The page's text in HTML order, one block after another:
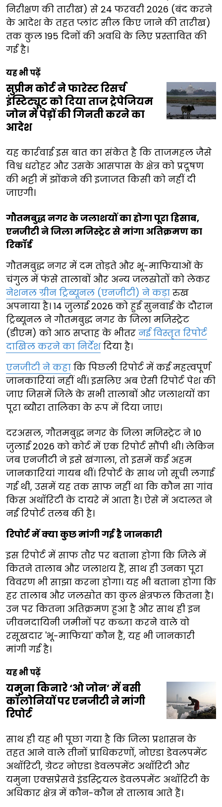
निरीक्षण की तारीख) से 24 फरवरी 2026 (बंद करने
के आदेश के तहत प्लांट सील किए जाने की तारीख)
तक कुल 195 दिनों की अवधि के लिए प्रस्तावित की
गई है।
यह भी पढ़ें
सुप्रीम कोर्ट ने फारेस्ट रिसर्च
इंस्टिट्यूट को दिया ताज ट्रेपेजियम
जोन में पेड़ों की गिनती करने का
आदेश
यह कार्रवाई इस बात का संकेत है कि ताजमहल जैसे
विश्व धरोहर और उसके आसपास के क्षेत्र को प्रदूषण
की भट्टी में झोंकने की इजाजत किसी को नहीं दी
जाएगी।
गौतमबुद्ध नगर के जलाशयों का होगा पूरा हिसाब,
एनजीटी ने जिला मजिस्ट्रेट से मांगा अतिक्रमण का
रिकॉर्ड
गौतमबुद्ध नगर में दम तोड़ते और भू-माफियाओं के
चंगुल में फंसे तालाबों और अन्य जलस्रोतों को लेकर
नेशनल ग्रीन ट्रिब्यूनल (एनजीटी) ने कड़ा रुख
अपनाया है। 14 जुलाई 2026 को हुई सुनवाई के दौरान
ट्रिब्यूनल ने गौतमबुद्ध नगर के जिला मजिस्ट्रेट
(डीएम) को आठ सप्ताह के भीतर नई विस्तृत रिपोर्ट
दाखिल करने का निर्देशदिया है।
एनजीटी ने कहा कि पिछली रिपोर्ट में कई महत्वपूर्ण
जानकारियां नहीं थीं। इसलिए अब ऐसी रिपोर्ट पेश की
जाए जिसमें जिले के सभी तालाबों और जलाशयों का
पूरा ब्यौरा तालिका के रूप में दिया जाए।
दरअसल, गौतमबुद्ध नगर के जिला मजिस्ट्रेट ने 10
जुलाई 2026 को कोर्ट में एक रिपोर्ट सौंपी थी। लेकिन
जब एनजीटी ने इसे खंगाला, तो इसमें कई अहम
जानकारियां गायब थीं। रिपोर्ट के साथ जो सूची लगाई
गई थी, उसमें यह तक साफ नहीं था कि कौन सा गांव
किस अथॉरिटी के दायरे में आता है। ऐसे में अदालत ने
नई रिपोर्ट तलब की है।
रिपोर्ट में क्या कुछ मांगी गई है जानकारी
इस रिपोर्ट में साफ तौर पर बताना होगा कि जिले में
कितने तालाब और जलाशय हैं, साथ ही उनका पूरा
विवरण भी साझा करना होगा। यह भी बताना होगा कि
हर तालाब और जलस्रोत का कुल क्षेत्रफल कितना है।
उन पर कितना अतिक्रमण हुआ है और साथ ही इन
जीवनदायिनी जमीनों पर कब्जा करने वाले वो
रसूखदार 'भू-माफिया' कौन हैं, यह भी जानकारी
मांगी गई है।
यह भी पढ़ें
यमुना किनारे ‘ओ जोन’ में बसी
कॉलोनियों पर एनजीटी ने मांगी
रिपोर्ट
साथ ही यह भी पूछा गया है कि जिला प्रशासन के
तहत आने वाले तीनों प्राधिकरणों, नोएडा डेवलपमेंट
अथॉरिटी, ग्रेटर नोएडा डेवलपमेंट अथॉरिटी और
यमुना एक्सप्रेसवे इंडस्ट्रियल डेवलपमेंट अथॉरिटी के
अधिकार क्षेत्र में कौन-कौन से तालाब आते हैं।